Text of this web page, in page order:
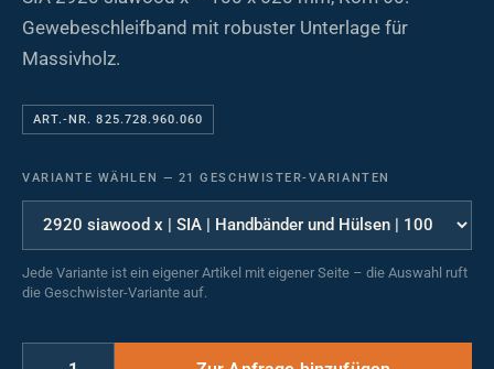
Gewebeschleifband mit robuster Unterlage für
Massivholz.
ART.-NR. 825.728.960.060
VARIANTE WÄHLEN — 21 GESCHWISTER-VARIANTEN
Jede Variante ist ein eigener Artikel mit eigener Seite – die Auswahl ruft
die Geschwister-Variante auf.